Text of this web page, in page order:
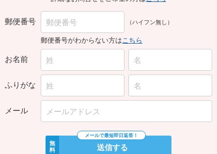
郵便番号がわからない方はこちら
無
料 送信する